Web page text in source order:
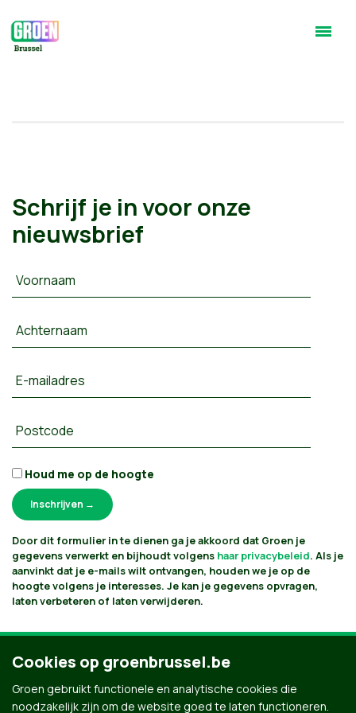
Schrijf je in voor onze
nieuwsbrief
Voornaam
Achternaam
E-mailadres
Postcode
Houd me op de hoogte
Door dit formulier in te dienen ga je akkoord dat Groen je
gegevens verwerkt en bijhoudt volgens haar privacybeleid. Als je
aanvinkt dat je e-mails wilt ontvangen, houden we je op de
hoogte volgens je interesses. Je kan je gegevens opvragen,
laten verbeteren of laten verwijderen.
Cookies op groenbrussel.be
Groen gebruikt functionele en analytische cookies die
noodzakelijk zijn om de website goed te laten functioneren.